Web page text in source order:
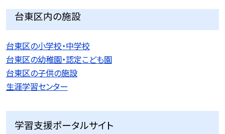
台東区内の施設
台東区の小学校・中学校
台東区の幼稚園・認定こども園
台東区の子供の施設
生涯学習センター
学習支援ポータルサイト